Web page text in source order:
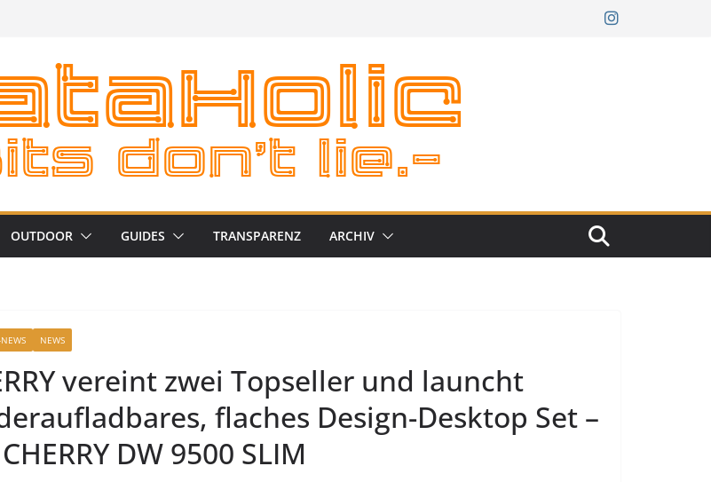
OUTDOOR GUIDES TRANSPARENZ ARCHIV
NEWS
vereint zwei Topseller und launcht
flaches Design-Desktop Set –
DW 9500 SLIM